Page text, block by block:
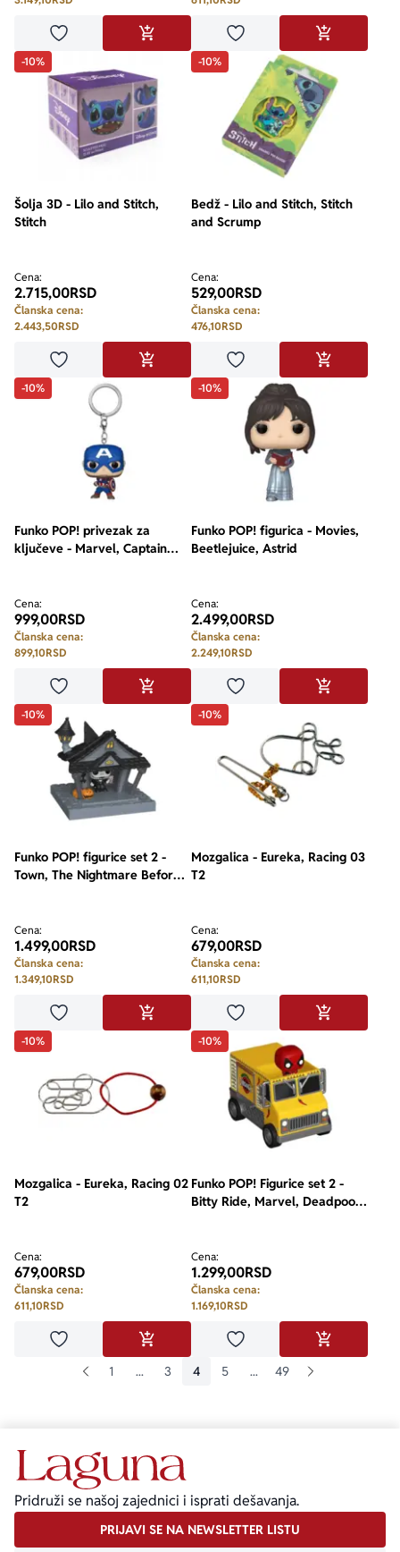
Dodaj u omiljeneDODAJ U KORPUDodaj u omiljeneDODAJ U
-10%
Šolja 3D - Lilo and Stitch,
Stitch
Cena:
2.715,00RSD
Članska cena:
2.443,50RSD
Dodaj u omiljeneDODAJ U KORPU
-10%
Bedž - Lilo and Stitch, Stitch
and Scrump
Cena:
529,00RSD
Članska cena:
476,10RSD
Dodaj u omiljeneDODAJ U
-10%
Funko POP! privezak za
ključeve - Marvel, Captain
Cena:
999,00RSD
Članska cena:
899,10RSD
Dodaj u omiljeneDODAJ U KORPU
-10%
Funko POP! figurica - Movies,
Beetlejuice, Astrid
Cena:
2.499,00RSD
Članska cena:
2.249,10RSD
Dodaj u omiljeneDODAJ U
-10%
Funko POP! figurice set 2 -
Town, The Nightmare Before
Cena:
1.499,00RSD
Članska cena:
1.349,10RSD
Dodaj u omiljeneDODAJ U KORPU
-10%
Mozgalica - Eureka, Racing 03
T2
Cena:
679,00RSD
Članska cena:
611,10RSD
Dodaj u omiljeneDODAJ U
-10%
Mozgalica - Eureka, Racing 02
T2
Cena:
679,00RSD
Članska cena:
611,10RSD
Dodaj u omiljeneDODAJ U KORPU
-10%
Funko POP! Figurice set 2 -
Bitty Ride, Marvel, Deadpool
Cena:
1.299,00RSD
Članska cena:
1.169,10RSD
Dodaj u omiljeneDODAJ U
1
... 3 4 5 ... 49
Pridruži se našoj zajednici i isprati dešavanja.
PRIJAVI SE NA NEWSLETTER LISTU